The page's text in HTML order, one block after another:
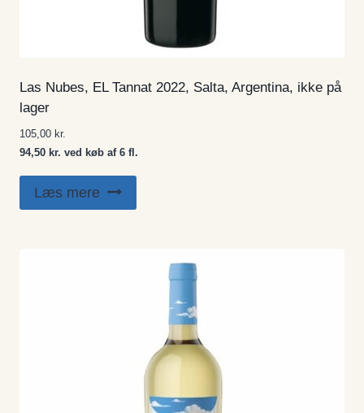
Las Nubes, EL Tannat 2022, Salta, Argentina, ikke på
lager
105,00 kr.
94,50 kr. ved køb af 6 fl.
Læs mere